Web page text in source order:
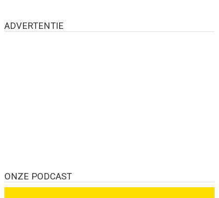
ADVERTENTIE
ONZE PODCAST